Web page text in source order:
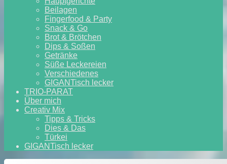
Beilagen
Fingerfood & Party
Snack & Go
Brot & Brötchen
Dips & Soßen
Getränke
Süße Leckereien
Verschiedenes
GIGANTisch lecker
TRIO-PARAT
Über mich
Creativ Mix
Tipps & Tricks
Dies & Das
Türkei
GIGANTisch lecker